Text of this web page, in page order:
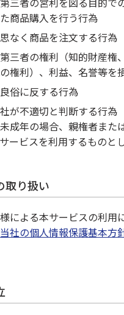
商品購入を行う行為
なく商品を注文する行為
三者の権利（知的財産権
権利）、利益、名誉等を
俗に反する行為
が不適切と判断する行為
年の場合、親権者また
ービスを利用するものとし
取り扱い
による本サービスの利用
当社の個人情報保護基本方